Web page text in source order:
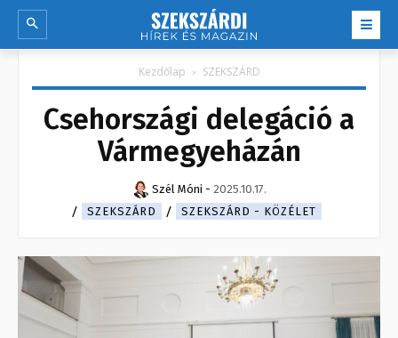
Kezdőlap SZEKSZÁRD
Csehországi delegáció a
Vármegyeházán
Szél Móni - 2025.10.17.
SZEKSZÁRD
SZEKSZÁRD - KÖZÉLET